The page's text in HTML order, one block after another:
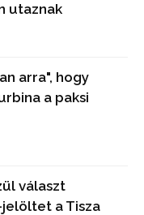
utaznak
arra", hogy
a paksi
választ
a Tisza